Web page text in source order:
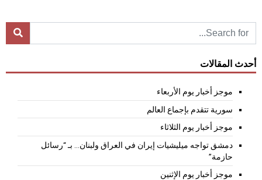
أحدث المقالات
موجز أخبار يوم الأربعاء
سورية تتقدم بإجماع العالم
موجز أخبار يوم الثلاثاء
دمشق تواجه ميليشيات إيران في العراق ولبنان… بـ “رسائل
حازمة”
موجز أخبار يوم الإثنين